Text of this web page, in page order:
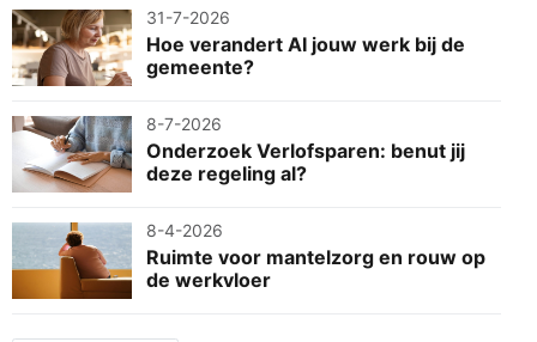
31-7-2026
Hoe verandert AI jouw werk bij de
gemeente?
8-7-2026
Onderzoek Verlofsparen: benut jij
deze regeling al?
8-4-2026
Ruimte voor mantelzorg en rouw op
de werkvloer